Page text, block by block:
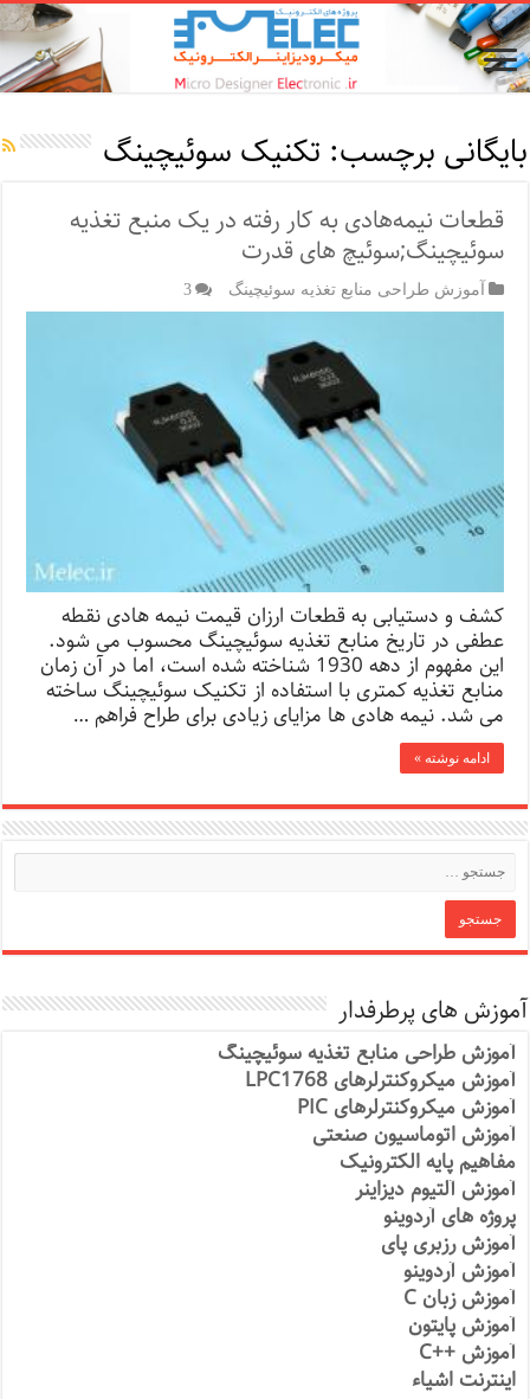
بایگانی برچسب: تکنیک سوئیچینگ
قطعات نیمه‌هادی به کار رفته در یک منبع تغذیه
سوئیچینگ;سوئیچ های قدرت
آموزش طراحی منابع تغذیه سوئیچینگ 3
کشف و دستیابی به قطعات ارزان قیمت نیمه هادی نقطه
عطفی در تاریخ منابع تغذیه سوئیچینگ محسوب می شود.
این مفهوم از دهه 1930 شناخته شده است، اما در آن زمان
منابع تغذیه کمتری با استفاده از تکنیک سوئیچینگ ساخته
می شد. نیمه هادی ها مزایای زیادی برای طراح فراهم …
ادامه نوشته »
آموزش های پرطرفدار
آموزش طراحی منابع تغذیه سوئیچینگ
آموزش میکروکنترلرهای LPC1768
آموزش میکروکنترلرهای PIC
آموزش اتوماسیون صنعتی
مفاهیم پایه الکترونیک
آموزش آلتیوم دیزاینر
پروژه های آردوینو
آموزش رزبری پای
آموزش آردوینو
آموزش زبان C
آموزش پایتون
آموزش ++C
اینترنت اشیاء